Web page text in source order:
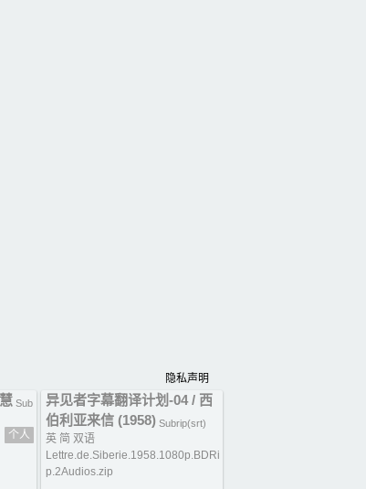
隐私声明
Sub
个人
异见者字幕翻译计划-04 / 西
伯利亚来信 (1958) Subrip(srt)
英 简 双语
Lettre.de.Siberie.1958.1080p.BDRi
p.2Audios.zip